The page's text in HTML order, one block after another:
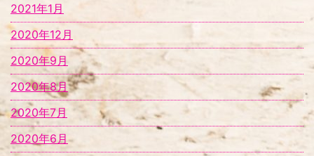
2021年1月
2020年12月
2020年9月
2020年8月
2020年7月
2020年6月